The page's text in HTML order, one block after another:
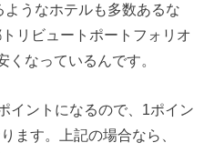
うなホテルも多数あるな
リビュートポートフォリオ
くなっているんです。
イントになるので、1ポイン
ます。上記の場合なら、